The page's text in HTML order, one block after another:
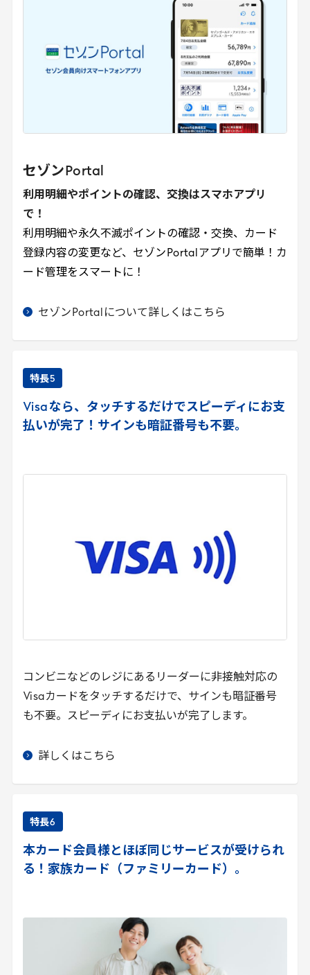
セゾン Portal
利用明細やポイントの確認、交換はスマホアプリ
で！
利用明細や永久不滅ポイントの確認・交換、カード
登録内容の変更など、セゾン Portal アプリで簡単！カ
ード管理をスマートに！
セゾン Portal について詳しくはこちら
特長5
Visa なら、タッチするだけでスピーディにお支
払いが完了！サインも暗証番号も不要。
コンビニなどのレジにあるリーダーに非接触対応の
Visaカードをタッチするだけで、サインも暗証番号
も不要。スピーディにお支払いが完了します。
詳しくはこちら
特長6
本カード会員様とほぼ同じサービスが受けられ
る！家族カード（ファミリーカード）。